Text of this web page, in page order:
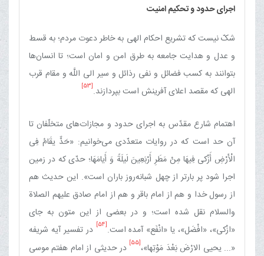
اجرای حدود و تحکیم امنیت
شکّ نیست که تشریع احکام الهی به خاطر دعوت مردم؛ به قسط
و عدل و هدایت جامعه به طرق امن و امان است؛ تا انسان‌ها
بتوانند به کسب فضائل و نفی رذائل و سیر الی اللَّه و مقام قرب
الهی که مقصد اعلای آفرینش است بپردازند.[53]
اهتمام شارع مقدّس به اجرای حدود و مجازات‌های متخلّفان تا
آن حد است که در روایات متعدّدی می‌خوانیم: «حَدٌّ یقَامُ‏ فِی‏
الْأَرْضِ‏ أَزْکی‏ فِیهَا مِنْ مَطَرِ أَرْبَعِینَ لَیلَةً وَ أَیامَهَا؛ حدّی که در زمین
اجرا شود پر بارتر از چهل شبانه‌روز باران است». این حدیث هم
از رسول خدا و هم از امام باقر و هم از امام صادق علیهم الصلاة
والسلام نقل شده است؛ و در بعضی از این متون به جای‏
«ازْکی»، «افْضَل»، یا «انْفَع» آمده است.[54] در تفسیر آیه شریفه‏
«... یحیی الارْضَ بَعْدَ مَوْتِها»،[55] در حدیثی از امام هفتم موسی